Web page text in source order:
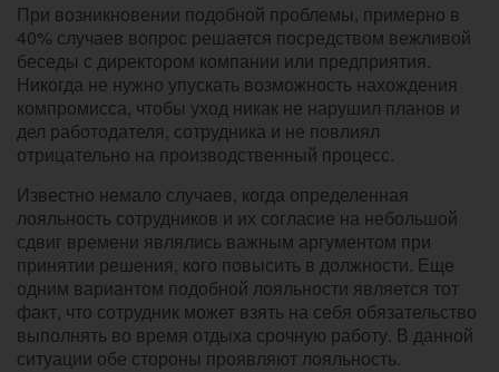
При возникновении подобной проблемы, примерно в
40% случаев вопрос решается посредством вежливой
беседы с директором компании или предприятия.
Никогда не нужно упускать возможность нахождения
компромисса, чтобы уход никак не нарушил планов и
дел работодателя, сотрудника и не повлиял
отрицательно на производственный процесс.
Известно немало случаев, когда определенная
лояльность сотрудников и их согласие на небольшой
сдвиг времени являлись важным аргументом при
принятии решения, кого повысить в должности. Еще
одним вариантом подобной лояльности является тот
факт, что сотрудник может взять на себя обязательство
выполнять во время отдыха срочную работу. В данной
ситуации обе стороны проявляют лояльность.